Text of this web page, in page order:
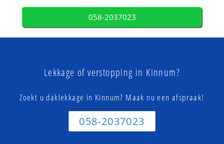
058-2037023
Lekkage of verstopping in Kinnum?
Zoekt u daklekkage in Kinnum? Maak nu een afspraak!
058-2037023